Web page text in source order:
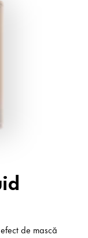
de mască